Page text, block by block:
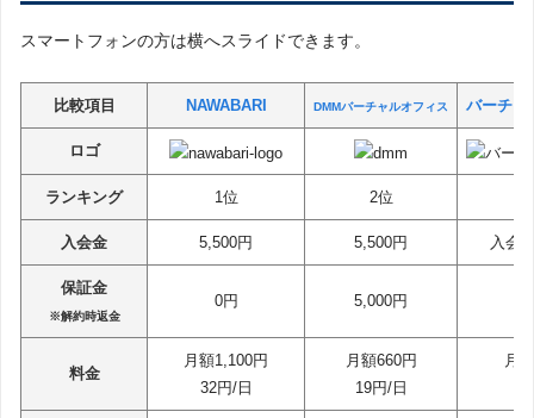
スマートフォンの方は横へスライドできます。
比較項目 NAWABARI DMMバーチャルオフィス バーチャ
ロゴ
ランキング 1位 2位
入会金 5,500円 5,500円 入会
保証金
※解約時返金
0円 5,000円
料金
月額1,100円
32円/日
月額660円
19円/日
月